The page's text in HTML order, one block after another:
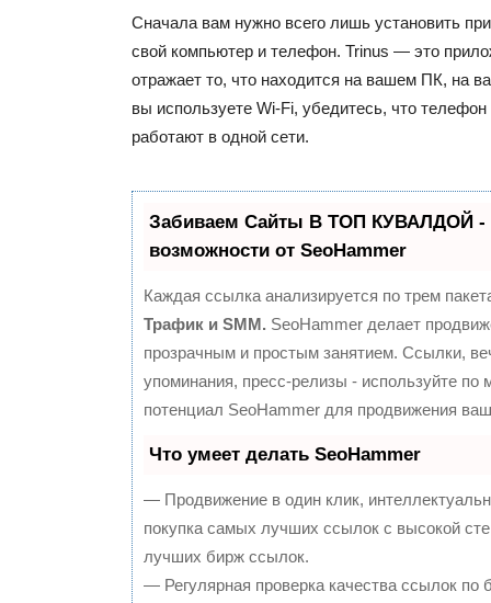
Сначала вам нужно всего лишь установить
свой компьютер и телефон. Trinus — это
отражает то, что находится на вашем ПК, на
вы используете Wi-Fi, убедитесь, что
работают в одной сети.
Забиваем Сайты В ТОП КУВАЛДОЙ -
возможности от SeoHammer
Каждая ссылка анализируется по трем
Трафик и SMM. SeoHammer делает
прозрачным и простым занятием. Ссылки,
упоминания, пресс-релизы - используйте по
потенциал SeoHammer для продвижения
Что умеет делать SeoHammer
— Продвижение в один клик,
покупка самых лучших ссылок с высокой
лучших бирж ссылок.
— Регулярная проверка качества ссылок по